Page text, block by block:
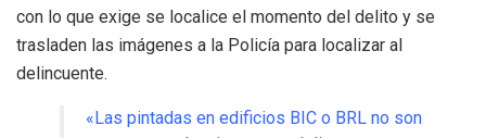
con lo que exige se localice el momento del delito y se
trasladen las imágenes a la Policía para localizar al
delincuente.
«Las pintadas en edificios BIC o BRL no son